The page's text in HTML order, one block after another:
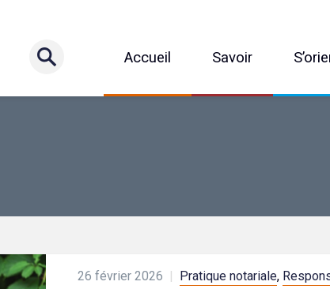
Accueil Savoir
26 février 2026 Pratique notariale,